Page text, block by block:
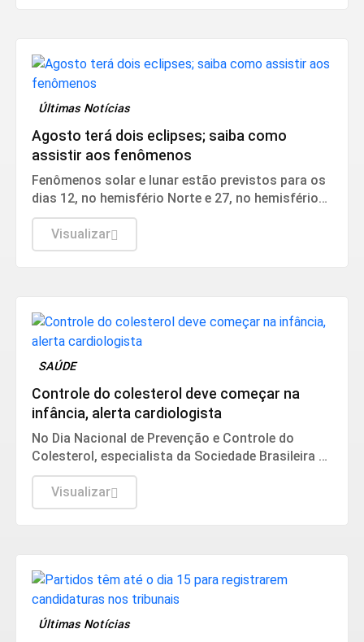
Últimas Notícias
Agosto terá dois eclipses; saiba como
assistir aos fenômenos
Fenômenos solar e lunar estão previstos para os
dias 12, no hemisfério Norte e 27, no hemisfério
Sul.
Visualizar
SAÚDE
Controle do colesterol deve começar na
infância, alerta cardiologista
No Dia Nacional de Prevenção e Controle do
Colesterol, especialista da Sociedade Brasileira de
Cardiologia recomenda exame preventivo aos 10
anos, alimentação equilibrada e atividade física.
Também alerta para os riscos da interrupção do
Visualizar
Últimas Notícias